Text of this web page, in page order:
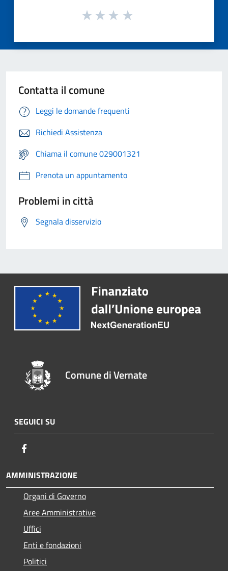
Contatta il comune
Leggi le domande frequenti
Richiedi Assistenza
Chiama il comune 029001321
Prenota un appuntamento
Problemi in città
Segnala disservizio
Comune di Vernate
SEGUICI SU
AMMINISTRAZIONE
Organi di Governo
Aree Amministrative
Uffici
Enti e fondazioni
Politici